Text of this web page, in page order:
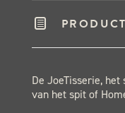
De JoeTisserie,
van het spit of